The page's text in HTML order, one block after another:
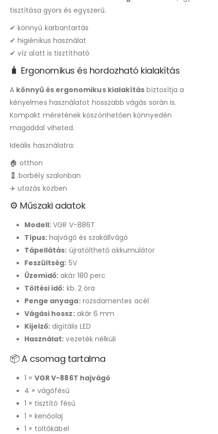
tisztítása gyors és egyszerű.
✔ könnyű karbantartás
✔ higiénikus használat
✔ víz alatt is tisztítható
🧳 Ergonomikus és hordozható kialakítás
A könnyű és ergonomikus kialakítás biztosítja a
kényelmes használatot hosszabb vágás során is.
Kompakt méretének köszönhetően könnyedén
magaddal viheted.
Ideális használatra:
🏠 otthon
💈 borbély szalonban
✈️ utazás közben
⚙️ Műszaki adatok
Modell: VGR V-886T
Típus: hajvágó és szakállvágó
Tápellátás: újratölthető akkumulátor
Feszültség: 5V
Üzemidő: akár 180 perc
Töltési idő: kb. 2 óra
Penge anyaga:rozsdamentes acél
Vágási hossz:akár 6 mm
Kijelző: digitális LED
Használat: vezeték nélküli
📦 A csomag tartalma
1 × VGR V-886T hajvágó
4 × vágófésű
1 × tisztító fésű
1 × kenőolaj
1 × töltőkábel